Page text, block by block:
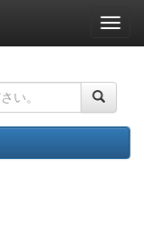
ナ
ビ
ー
ョ
ン